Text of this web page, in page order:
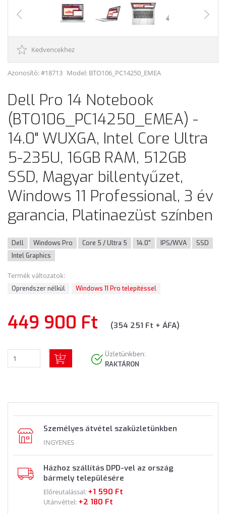
Kedvencekhez
Azonosító: #18713 Model: BTO106_PC14250_EMEA
Dell Pro 14 Notebook
(BTO106_PC14250_EMEA) -
14.0" WUXGA, Intel Core Ultra
5-235U, 16GB RAM, 512GB
SSD, Magyar billentyűzet,
Windows 11 Professional, 3 év
garancia, Platinaezüst színben
Dell Windows Pro Core 5 / Ultra 5 14.0" IPS/WVA
SSD
Intel Graphics
Termék változatok:
Oprendszer nélkül Windows 11 Pro telepítéssel
449 900 Ft (354 251 Ft + ÁFA)
Üzletünkben:
RAKTÁRON
Személyes átvétel szaküzletünkben
INGYENES
Házhoz szállítás DPD-vel az ország
bármely településére
Előreutalással: +1 590 Ft
Utánvéttel: +2 180 Ft